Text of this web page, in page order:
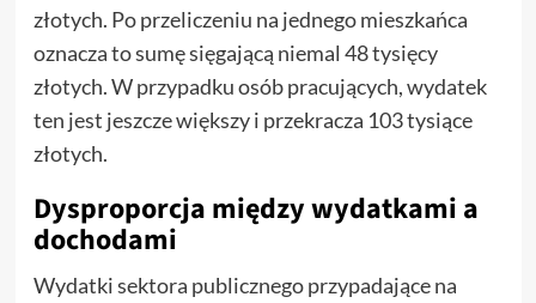
złotych. Po przeliczeniu na jednego mieszkańca
oznacza to sumę sięgającą niemal 48 tysięcy
złotych. W przypadku osób pracujących, wydatek
ten jest jeszcze większy i przekracza 103 tysiące
złotych.
Dysproporcja między wydatkami a
dochodami
Wydatki sektora publicznego przypadające na